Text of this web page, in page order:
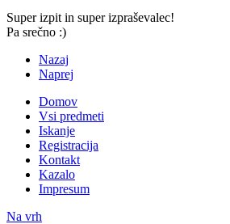
Super izpit in super izpraševalec!
Pa srečno :)
Nazaj
Naprej
Domov
Vsi predmeti
Iskanje
Registracija
Kontakt
Kazalo
Impresum
Na vrh